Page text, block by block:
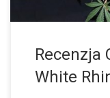
Recenzja
White